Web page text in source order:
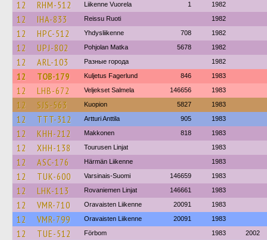
12 RHM-512 Liikenne Vuorela 1 1982
12 IHA-833 Reissu Ruoti 1982
12 HPC-512 Yhdysliikenne 708 1982
12 UPJ-802 Pohjolan Matka 5678 1982
12 ARL-103 Разные города 1982
12 TOB-179 Kuljetus Fagerlund 846 1983
12 LHB-672 Veljekset Salmela 146656 1983
12 SJS-563 Kuopion 5827 1983
12 TTT-312 Artturi Anttila 905 1983
12 KHH-212 Makkonen 818 1983
12 XHH-138 Tourusen Linjat 1983
12 ASC-176 Härmän Liikenne 1983
12 TUK-600 Varsinais-Suomi 146659 1983
12 LHK-113 Rovaniemen Linjat 146661 1983
12 VMR-710 Oravaisten Liikenne 20091 1983
12 VMR-799 Oravaisten Liikenne 20091 1983
12 TUE-512 Förbom 1983 2002